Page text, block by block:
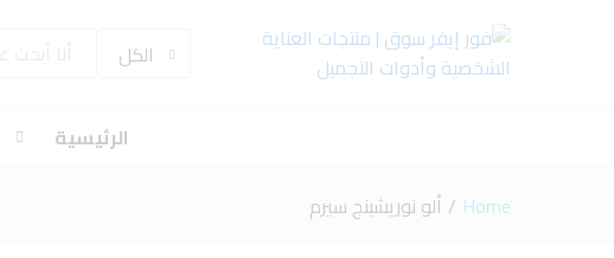
الكل
الرئيسية
Home
/ ألو نوريشينج سيرم